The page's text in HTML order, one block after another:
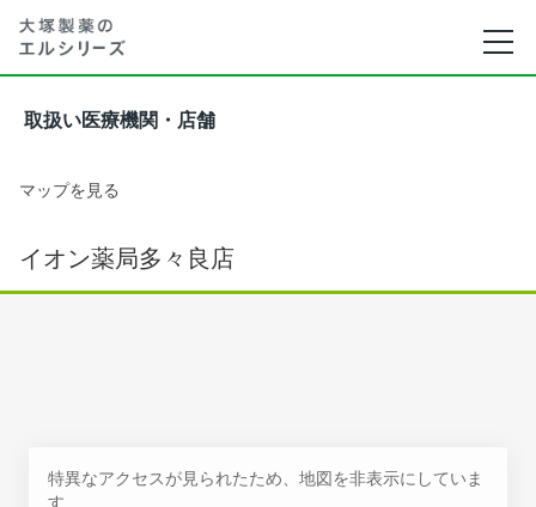
取扱い医療機関・店舗
マップを見る
イオン薬局多々良店
特異なアクセスが見られたため、地図を非表示にしていま
す